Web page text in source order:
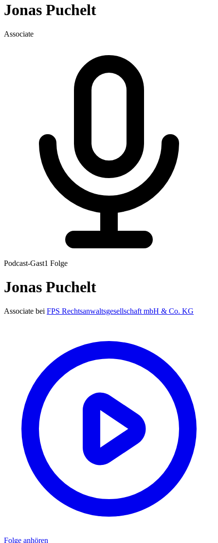
Jonas Puchelt
Associate
Podcast-Gast1 Folge
Jonas Puchelt
Associate bei FPS Rechtsanwaltsgesellschaft mbH & Co. KG
Folge anhören